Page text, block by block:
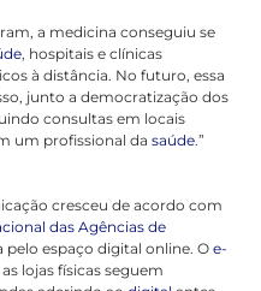
a medicina conseguiu se
, hospitais e clínicas
à distância. No futuro, essa
junto a democratização dos
consultas em locais
um profissional dasaúde.”
cresceu de acordo com
das Agências de
pelo espaço digital online. O e-
lojas físicas seguem